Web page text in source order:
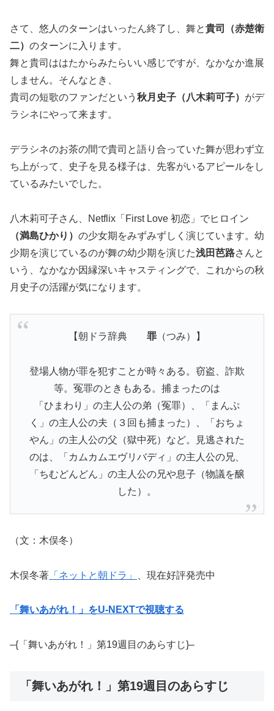
さて、悠人のターンはいったん終了し、舞と貴司（赤楚衛
二） のターンに入ります。
舞と貴司ははたからみたらいい感じですが、なかなか進展
しません。そんなとき、
貴司の短歌のファンだという 秋月史子（八木莉可子） がデ
ラシネにやって来ます。
デラシネのお茶の間で貴司と語り合っていた舞が思わず立
ち上がって、史子を見る様子は、先客がいるアピールをし
ているみたいでした。
八木莉可子さん、Netflix「First Love 初恋」でヒロイン
（満島ひかり） の少女期をみずみずしく演じています。幼
少期を演じているのが舞の幼少期を演じた浅田芭路さんと
いう、なかなか因縁深いキャスティングで、これからの秋
月史子の活躍が気になります。
【朝ドラ辞典 罪 （つみ）】
登場人物が罪を犯すことが時々ある。窃盗、詐欺
等。冤罪のときもある。捕まったのは
「ひまわり」の主人公の弟（冤罪）、「まんぷ
く」の主人公の夫（３回も捕まった）、「おちょ
やん」の主人公の父（獄中死）など。見逃された
のは、「カムカムエヴリバディ」の主人公の兄、
「ちむどんどん」の主人公の兄や息子（物議を醸
した）。
（文：木俣冬）
木俣冬著 「ネットと朝ドラ」 、現在好評発売中
「舞いあがれ！」をU-NEXTで視聴する
–{「舞いあがれ！」第19週目のあらすじ}–
「舞いあがれ！」第19週目のあらすじ